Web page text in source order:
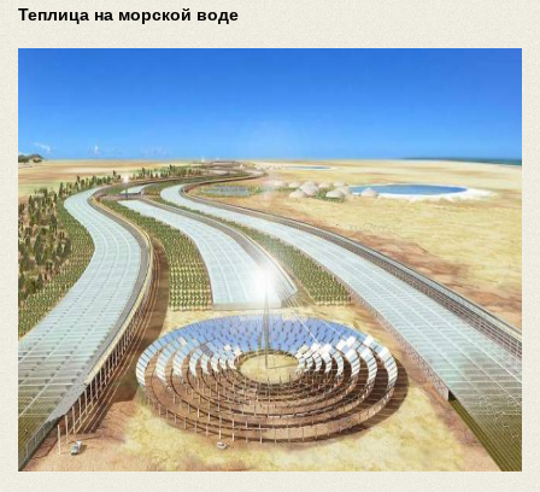
Теплица на морской воде